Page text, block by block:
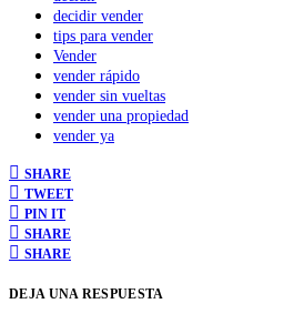
decidir vender
tips para vender
Vender
vender rápido
vender sin vueltas
vender una propiedad
vender ya
SHARE
TWEET
PIN IT
SHARE
SHARE
DEJA UNA RESPUESTA